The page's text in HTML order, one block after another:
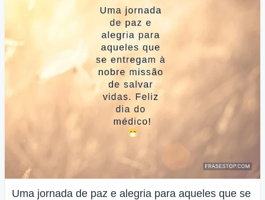
Uma jornada de paz e alegria para aqueles que se